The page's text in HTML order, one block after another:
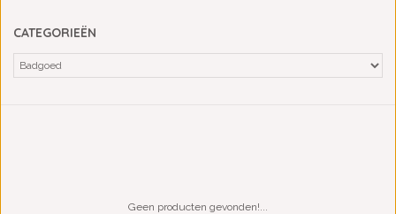
CATEGORIEËN
Geen producten gevonden!...